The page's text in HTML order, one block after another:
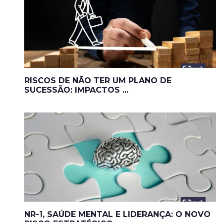
RISCOS DE NÃO TER UM PLANO DE
SUCESSÃO: IMPACTOS ...
NR-1, SAÚDE MENTAL E LIDERANÇA: O NOVO